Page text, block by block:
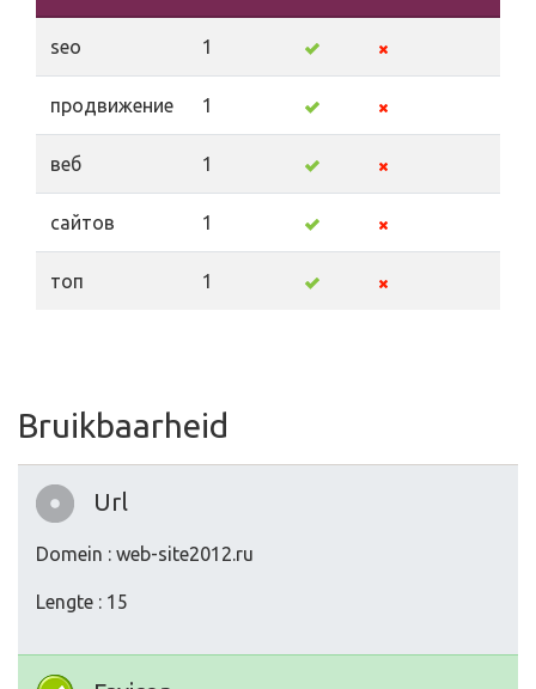
seo 1
продвижение 1
веб 1
сайтов 1
топ 1
Bruikbaarheid
Url
Domein : web-site2012.ru
Lengte : 15